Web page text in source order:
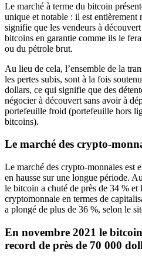
Le marché à terme du bitcoin
unique et notable : il est entièrement
signifie que les vendeurs à découvert
bitcoins en garantie comme ils le
ou du pétrole brut.
Au lieu de cela, l’ensemble de la
les pertes subis, sont à la fois
dollars, ce qui signifie que des
négocier à découvert sans avoir à
portefeuille froid (portefeuille hors
bitcoins).
Le marché des crypto-
Le marché des crypto-monnaies est
en hausse sur une longue période.
le bitcoin a chuté de près de 34 % et
cryptomonnaie en termes de
a plongé de plus de 36 %, selon le
En novembre 2021 le
record de près de 70 000